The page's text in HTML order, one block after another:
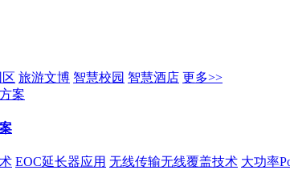
旅游文博 智慧校园 智慧酒店 更多>>
EOC延长器应用 无线传输无线覆盖技术 大功率